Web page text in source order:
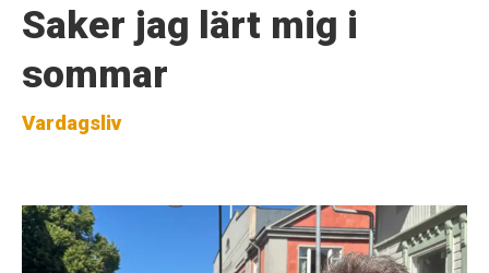
Saker jag lärt mig i
sommar
Vardagsliv